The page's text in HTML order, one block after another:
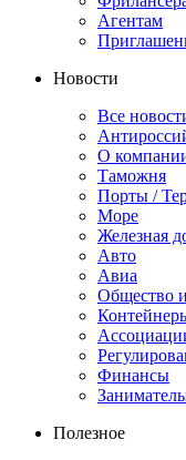
Агентам
Новости
Все
О
Таможня
Порты /
Море
Железная
Авто
Авиа
Общество
Финансы
Полезное